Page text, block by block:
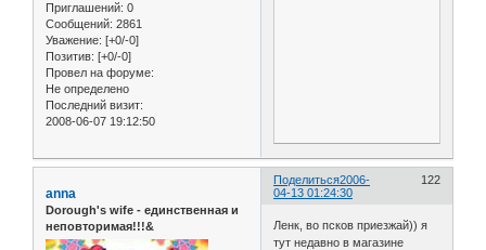
Приглашений: 0
Сообщений: 2861
Уважение: [+0/-0]
Позитив: [+0/-0]
Провел на форуме:
Не определено
Последний визит:
2008-06-07 19:12:50
Поделиться 122
2006-
04-13 01:24:30
anna
Dorough's wife - единственная и
неповторимая!!!&
Ленк, во псков приезжай)) я
тут недавно в магазине